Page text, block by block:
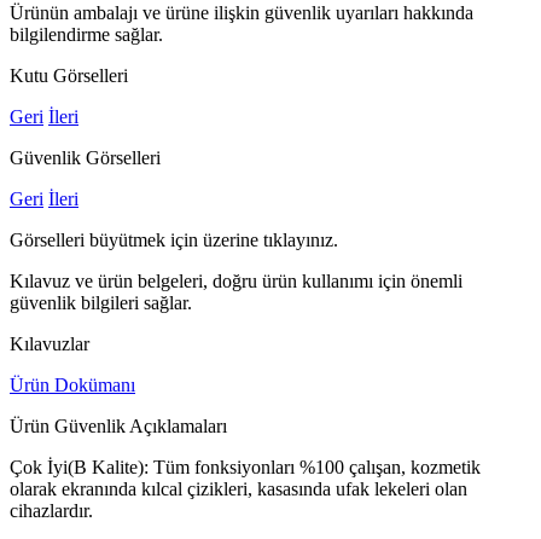
Ürünün ambalajı ve ürüne ilişkin güvenlik uyarıları hakkında
bilgilendirme sağlar.
Kutu Görselleri
Geri İleri
Güvenlik Görselleri
Geri İleri
Görselleri büyütmek için üzerine tıklayınız.
Kılavuz ve ürün belgeleri, doğru ürün kullanımı için önemli
güvenlik bilgileri sağlar.
Kılavuzlar
Ürün Dokümanı
Ürün Güvenlik Açıklamaları
Çok İyi(B Kalite): Tüm fonksiyonları %100 çalışan, kozmetik
olarak ekranında kılcal çizikleri, kasasında ufak lekeleri olan
cihazlardır.